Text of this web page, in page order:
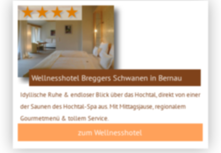
★★★★
Wellnesshotel Breggers Schwanen in Bernau
Idyllische Ruhe & endloser Blick über das Hochtal, direkt von einer
der Saunen des Hochtal-Spa aus. Mit Mittagsjause, regionalem
Gourmetmenü & tollem Service.
zum Wellnesshotel